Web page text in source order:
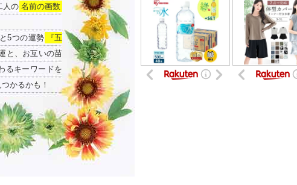
人の 名前の画数
5つの運勢
『五
と、お互いの苗
るキーワードを
かるかも！